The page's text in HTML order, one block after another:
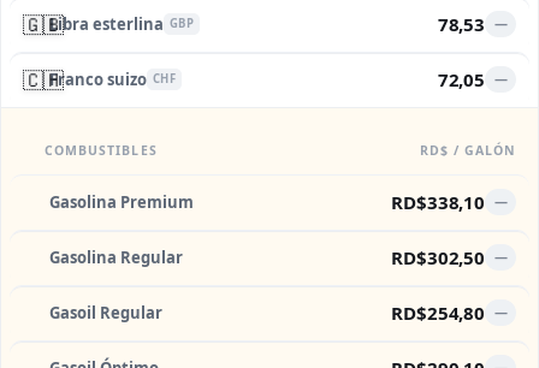
🇬🇧Libra esterlina GBP 78,53 —
🇨🇭Franco suizo CHF 72,05 —
COMBUSTIBLES RD$ / GALÓN
Gasolina Premium RD$338,10 —
Gasolina Regular RD$302,50 —
Gasoil Regular RD$254,80 —